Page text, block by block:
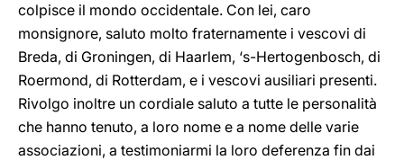
colpisce il mondo occidentale. Con lei, caro
monsignore, saluto molto fraternamente i vescovi di
Breda, di Groningen, di Haarlem, ‘s-Hertogenbosch, di
Roermond, di Rotterdam, e i vescovi ausiliari presenti.
Rivolgo inoltre un cordiale saluto a tutte le personalità
che hanno tenuto, a loro nome e a nome delle varie
associazioni, a testimoniarmi la loro deferenza fin dai